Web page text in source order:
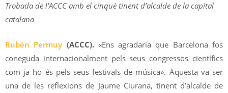
Trobada de l’ACCC amb el cinquè tinent d’alcalde de la capital
catalana
Rubén Permuy (ACCC).«Ens agradaria que Barcelona fos
coneguda internacionalment pels seus congressos científics
com ja ho és pels seus festivals de música». Aquesta va ser
una de les reflexions de Jaume Ciurana, tinent d’alcalde de